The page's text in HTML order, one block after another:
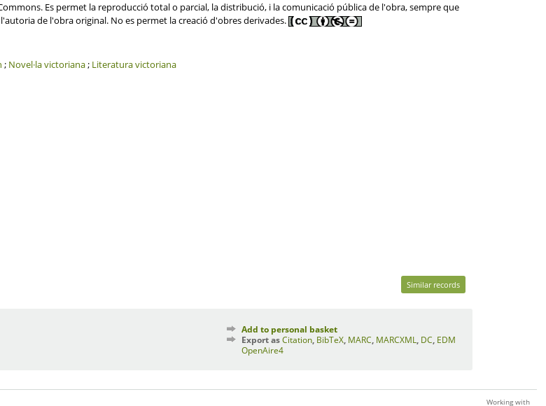
Es permet la reproducció total o parcial, la distribució, i la comunicació pública de l'obra, sempre que
de l'obra original. No es permet la creació d'obres derivades.
; Novel·la victoriana; Literatura victoriana
Similar records
Add to personal basket
Export asCitation BibTeX MARC MARCXML DC EDM
OpenAire4
Working with